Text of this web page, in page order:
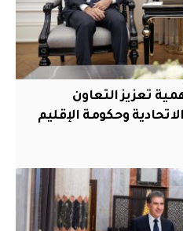
تعزيز التعاون
وحكومة الإقليم